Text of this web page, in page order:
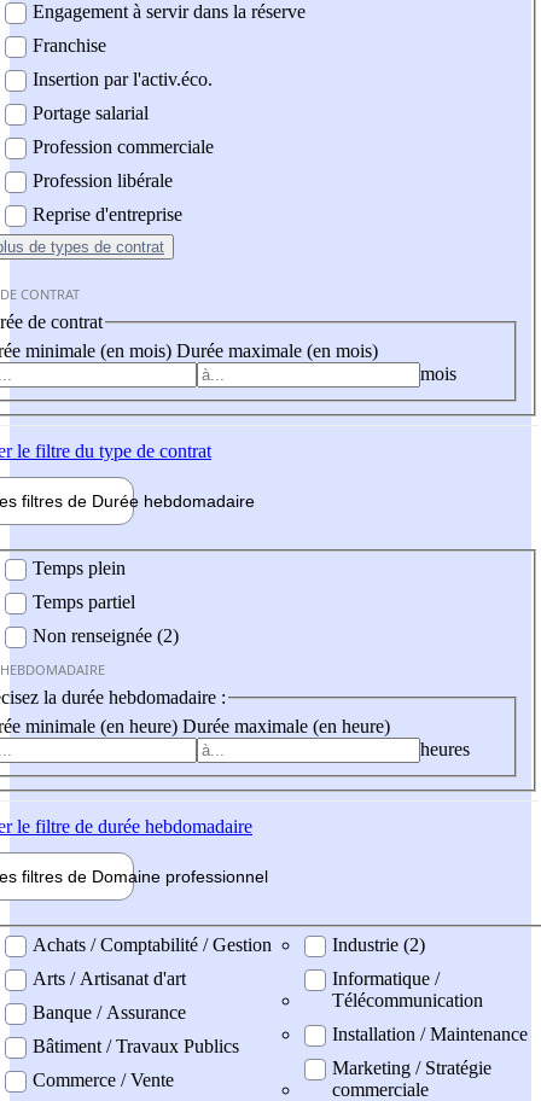
Engagement à servir dans la réserve
Franchise
Insertion par l'activ.éco.
Portage salarial
Profession commerciale
Profession libérale
Reprise d'entreprise
de types de contrat
CONTRAT
de contrat
minimale (en mois) Durée maximale (en mois)
mois
le filtre du type de contrat
filtres de Durée hebdomadaire
Temps plein
Temps partiel
Non renseignée (2)
la durée hebdomadaire :
minimale (en heure) Durée maximale (en heure)
heures
le filtre de durée hebdomadaire
filtres de Domaine professionnel
professionel
Achats / Comptabilité / Gestion
Arts / Artisanat d'art
Banque / Assurance
Bâtiment / Travaux Publics
Commerce / Vente
Industrie (2)
Informatique /
Télécommunication
Installation / Maintenance
Marketing / Stratégie
commerciale